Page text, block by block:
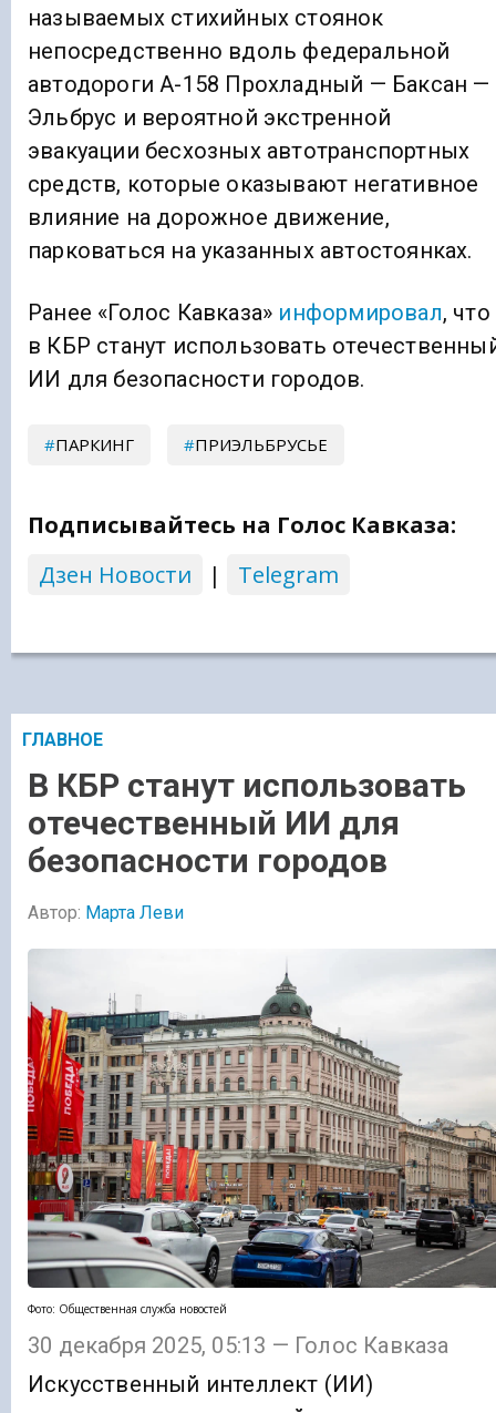
называемых стихийных стоянок
непосредственно вдоль федеральной
автодороги А-158 Прохладный — Баксан —
Эльбрус и вероятной экстренной
эвакуации бесхозных автотранспортных
средств, которые оказывают негативное
влияние на дорожное движение,
парковаться на указанных автостоянках.
Ранее «Голос Кавказа» информировал, что
в КБР станут использовать
ИИ для безопасности городов.
ПАРКИНГ ПРИЭЛЬБРУСЬЕ
Подписывайтесь на Голос Кавказа:
Дзен Новости
| Telegram
ГЛАВНОЕ
В КБР станут использовать
отечественный ИИ для
безопасности городов
Автор: Марта Леви
Фото: Общественная служба новостей
30 декабря 2025, 05:13 — Голос Кавказа
Искусственный интеллект (ИИ)